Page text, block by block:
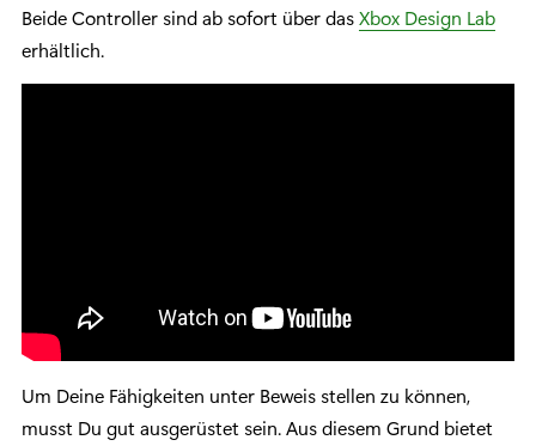
Beide Controller sind ab sofort über dasXbox Design Lab
erhältlich.
Um Deine Fähigkeiten unter Beweis stellen zu können,
musst Du gut ausgerüstet sein. Aus diesem Grund bietet